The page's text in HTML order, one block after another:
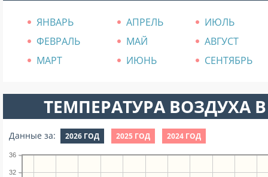
ЯНВАРЬ АПРЕЛЬ
ИЮЛЬ
ФЕВРАЛЬ
МАЙ
АВГУСТ
МАРТ
ИЮНЬ СЕНТЯБРЬ
ТЕМПЕРАТУРА ВОЗДУХА
Данные за: 2026 ГОД 2025 ГОД 2024 ГОД
32
36